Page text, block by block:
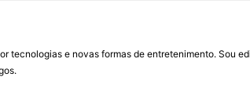
tecnologias e novas formas de entretenimento. Sou